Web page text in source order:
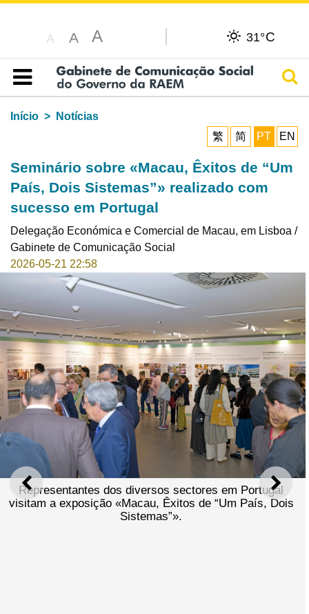
A A A 31°C
Índice
Início
Notícias
繁
简 PT EN
Seminário sobre «Macau, Êxitos de “Um
País, Dois Sistemas”» realizado com
sucesso em Portugal
Delegação Económica e Comercial de Macau, em Lisboa /
Gabinete de Comunicação Social
2026-05-21 22:58
ANTERIOR
Representantes dos diversos sectores em Portugal
visitam a exposição «Macau, Êxitos de “Um País, Dois
Sistemas”».